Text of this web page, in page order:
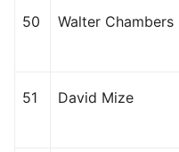
50 Walter Chambers
51 David Mize